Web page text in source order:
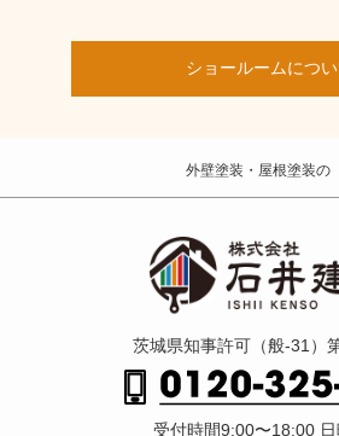
ショールームにつ
外壁塗装・屋根塗装の
茨城県知事許可（般-31）
受付時間9:00〜18:00